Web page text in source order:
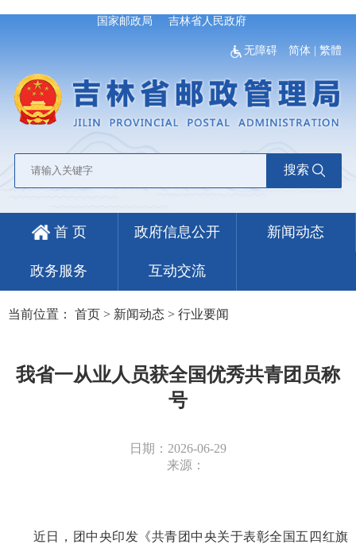
国家邮政局 吉林省人民政府
无障碍 简体 |繁體
搜索
首 页 政府信息公开 新闻动态
政务服务 互动交流
当前位置： 首页 > 新闻动态 > 行业要闻
我省一从业人员获全国优秀共青团员称
号
日期：2026-06-29
来源：
近日，团中央印发《共青团中央关于表彰全国五四红旗